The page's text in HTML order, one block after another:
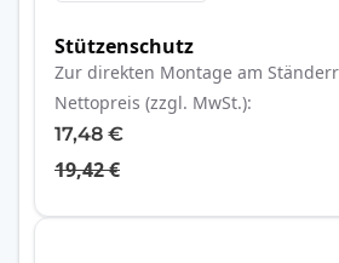
Stützenschutz
Zur direkten Montage am
Nettopreis (zzgl. MwSt.)
17,48 €
19,42 €